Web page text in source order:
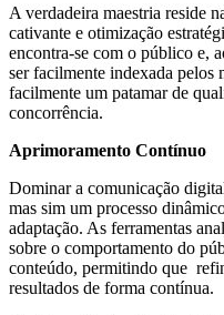
A verdadeira maestria reside
cativante e otimização
encontra-se com o público e,
ser facilmente indexada pelos
facilmente um patamar de
concorrência.
Aprimoramento Contínuo
Dominar a comunicação
mas sim um processo
adaptação. As ferramentas
sobre o comportamento do
conteúdo, permitindo que
resultados de forma contínua.